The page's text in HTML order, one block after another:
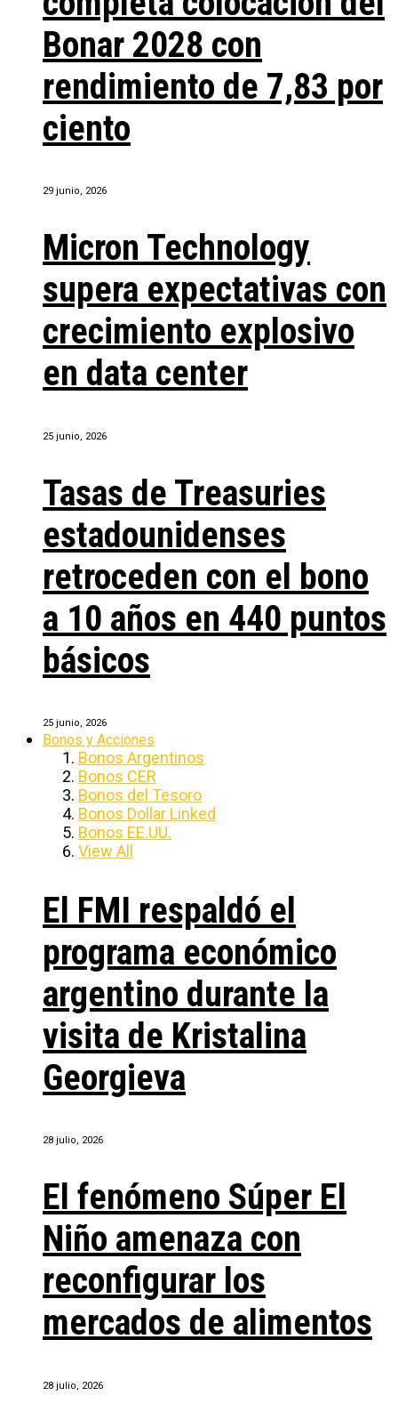
Bonar 2028 con
rendimiento de 7,83 por
ciento
29 junio, 2026
Micron Technology
supera expectativas con
crecimiento explosivo
en data center
25 junio, 2026
Tasas de Treasuries
estadounidenses
retroceden con el bono
a 10 años en 440 puntos
básicos
25 junio, 2026
Bonos y Acciones
Bonos Argentinos
Bonos CER
Bonos del Tesoro
Bonos Dollar Linked
Bonos EE.UU.
View All
El FMI respaldó el
programa económico
argentino durante la
visita de Kristalina
Georgieva
28 julio, 2026
El fenómeno Súper El
Niño amenaza con
reconfigurar los
mercados de alimentos
28 julio, 2026